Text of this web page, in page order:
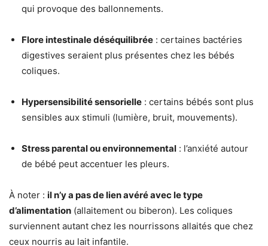
qui provoque des ballonnements.
Flore intestinale déséquilibrée : certaines bactéries
digestives seraient plus présentes chez les bébés
coliques.
Hypersensibilité sensorielle : certains bébés sont plus
sensibles aux stimuli (lumière, bruit, mouvements).
Stress parental ou environnemental : l’anxiété autour
de bébé peut accentuer les pleurs.
À noter : il n’y a pas de lien avéré avec le type
d’alimentation (allaitement ou biberon). Les coliques
surviennent autant chez les nourrissons allaités que chez
ceux nourris au lait infantile.